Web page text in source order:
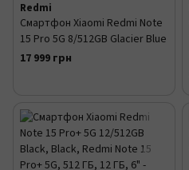
Redmi
Смартфон Xiaomi Redmi Note
15 Pro 5G 8/512GB Glacier Blue
17 999 грн